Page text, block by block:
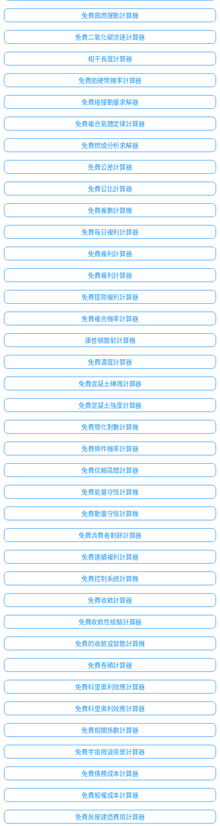
免費圓周運動計算機
免費二氧化碳流速計算器
相干長度計算器
免費拋硬幣機率計算器
免費碰撞動量求解器
免費複合氣體定律計算器
免費燃燒分析求解器
免費公差計算器
免費公比計算器
免費複數計算機
免費每日複利計算器
免費複利計算器
免費複利計算器
免費提款複利計算器
免費複合機率計算器
康普頓散射計算機
免費濃度計算器
免費混凝土磚塊計算器
免費混凝土強度計算器
免費簡化對數計算機
免費條件機率計算器
免費信賴區間計算器
免費能量守恆計算機
免費動量守恆計算機
免費消費者剩餘計算器
免費連續複利計算器
免費控制系統計算機
免費收斂計算器
免費收斂性檢驗計算器
免費的收斂或發散計算機
免費卷積計算器
免費科里奧利效應計算器
免費科里奧利效應計算器
免費相關係數計算器
免費宇宙微波背景計算器
免費債務成本計算器
免費股權成本計算器
免費房屋建造費用計算器